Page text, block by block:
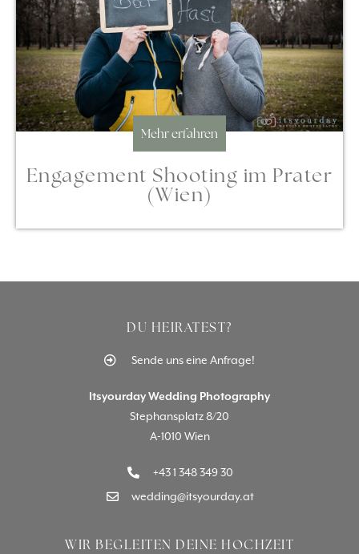
Mehr erfahren
Engagement Shooting im Prater
(Wien)
DU HEIRATEST?
Sende uns eine Anfrage!
Itsyourday Wedding Photography
Stephansplatz 8/20
A-1010 Wien
+43 1 348 349 30
wedding@itsyourday.at
WIR BEGLEITEN DEINE HOCHZEIT